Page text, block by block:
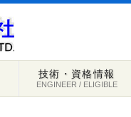
技術・資格情報
ENGINEER / ELIGIBLE